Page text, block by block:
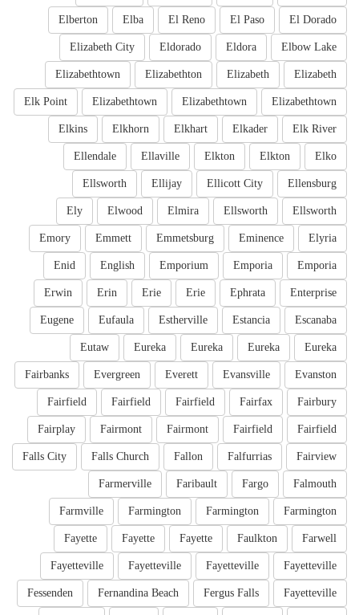
El Dorado
El Paso
El Reno
Elba
Elberton
Elbow Lake
Eldora
Eldorado
Elizabeth City
Elizabeth
Elizabeth
Elizabethton
Elizabethtown
Elizabethtown
Elizabethtown
Elizabethtown
Elk Point
Elk River
Elkader
Elkhart
Elkhorn
Elkins
Elko
Elkton
Elkton
Ellaville
Ellendale
Ellensburg
Ellicott City
Ellijay
Ellsworth
Ellsworth
Ellsworth
Elmira
Elwood
Ely
Elyria
Eminence
Emmetsburg
Emmett
Emory
Emporia
Emporia
Emporium
English
Enid
Enterprise
Ephrata
Erie
Erie
Erin
Erwin
Escanaba
Estancia
Estherville
Eufaula
Eugene
Eureka
Eureka
Eureka
Eureka
Eutaw
Evanston
Evansville
Everett
Evergreen
Fairbanks
Fairbury
Fairfax
Fairfield
Fairfield
Fairfield
Fairfield
Fairfield
Fairmont
Fairmont
Fairplay
Fairview
Falfurrias
Fallon
Falls Church
Falls City
Falmouth
Fargo
Faribault
Farmerville
Farmington
Farmington
Farmington
Farmville
Farwell
Faulkton
Fayette
Fayette
Fayette
Fayetteville
Fayetteville
Fayetteville
Fayetteville
Fayetteville
Fergus Falls
Fernandina Beach
Fessenden